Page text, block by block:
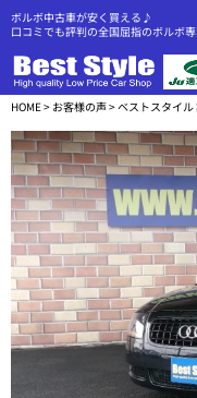
ボルボ中古車が安く買える♪
口コミでも評判の全国屈指のボルボ
HOME> お客様の声> ベストスタイ